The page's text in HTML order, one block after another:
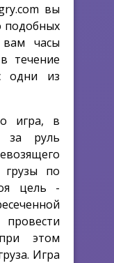
вы
подобных
вам часы
течение
одни из
игра, в
за руль
грузы по
цель -
этом
Игра